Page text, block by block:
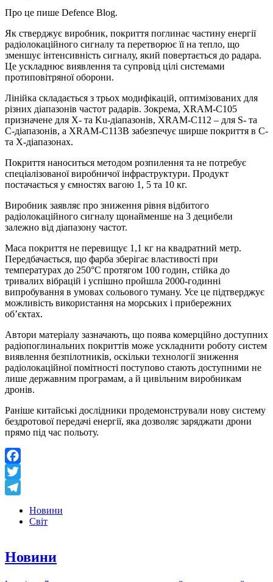
Про це пише Defence Blog.
Як стверджує виробник, покриття поглинає частину енергії
радіолокаційного сигналу та перетворює її на тепло, що
зменшує інтенсивність сигналу, який повертається до радара.
Це ускладнює виявлення та супровід цілі системами
протиповітряної оборони.
Лінійка складається з трьох модифікацій, оптимізованих для
різних діапазонів частот радарів. Зокрема, XRAM-C105
призначене для Х- та Ku-діапазонів, XRAM-C112 – для S- та
C-діапазонів, а XRAM-C113B забезпечує ширше покриття в C-
та X-діапазонах.
Покриття наноситься методом розпилення та не потребує
спеціалізованої виробничої інфраструктури. Продукт
постачається у ємностях вагою 1, 5 та 10 кг.
Виробник заявляє про зниження рівня відбитого
радіолокаційного сигналу щонайменше на 3 децибели
залежно від діапазону частот.
Маса покриття не перевищує 1,1 кг на квадратний метр.
Передбачається, що фарба зберігає властивості при
температурах до 250°C протягом 100 годин, стійка до
тривалих вібрацій і успішно пройшла 2000-годинні
випробування в умовах сольового туману. Усе це підтверджує
можливість використання на морських і прибережних
об’єктах.
Автори матеріалу зазначають, що поява комерційно доступних
радіопоглинальних покриттів може ускладнити роботу систем
виявлення безпілотників, оскільки технології зниження
радіолокаційної помітності поступово стають доступними не
лише державним програмам, а й цивільним виробникам
дронів.
Раніше китайські дослідники продемонстрували нову систему
бездротової передачі енергії, яка дозволяє заряджати дрони
прямо під час польоту.
Facebook
Twitter
Новини
Світ
Новини